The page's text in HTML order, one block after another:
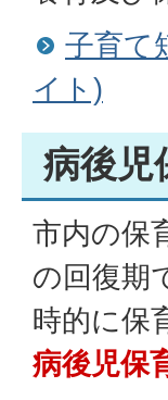
子育て
イト)
病後児
市内の保
の回復期
時的に保
病後児保